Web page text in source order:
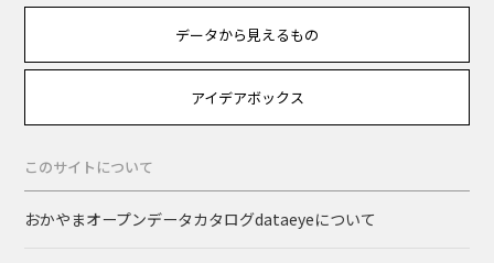
データから見えるもの
アイデアボックス
このサイトについて
おかやまオープンデータカタログdataeyeについて